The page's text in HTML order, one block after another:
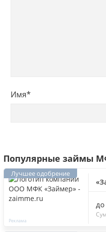
Имя*
Популярные займы